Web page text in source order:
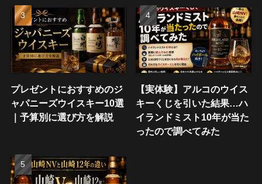
プレゼントにおすすめのジ
ャパニーズウイスキー10選
｜予算別に選び方を解説
【実体験】アルコのウイス
キーくじを引いた結果…ハ
イランドミスト10年が当た
ったので調べてみた